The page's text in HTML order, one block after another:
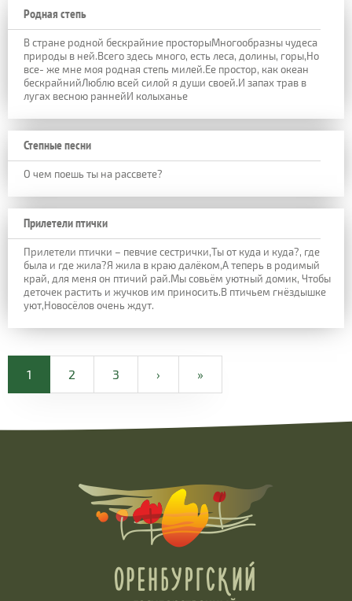
Родная степь
В стране родной бескрайние просторыМногообразны чудеса
природы в ней.Всего здесь много, есть леса, долины, горы,Но
все- же мне моя родная степь милей.Ее простор, как океан
бескрайнийЛюблю всей силой я души своей.И запах трав в
лугах весною раннейИ колыханье
Степные песни
О чем поешь ты на рассвете?
Прилетели птички
Прилетели птички – певчие сестрички,Ты от куда и куда?, где
была и где жила?Я жила в краю далёком,А теперь в родимый
край, для меня он птичий рай.Мы совьём уютный домик, Чтобы
деточек растить и жучков им приносить.В птичьем гнёздышке
уют,Новосёлов очень ждут.
1 2 3 › »